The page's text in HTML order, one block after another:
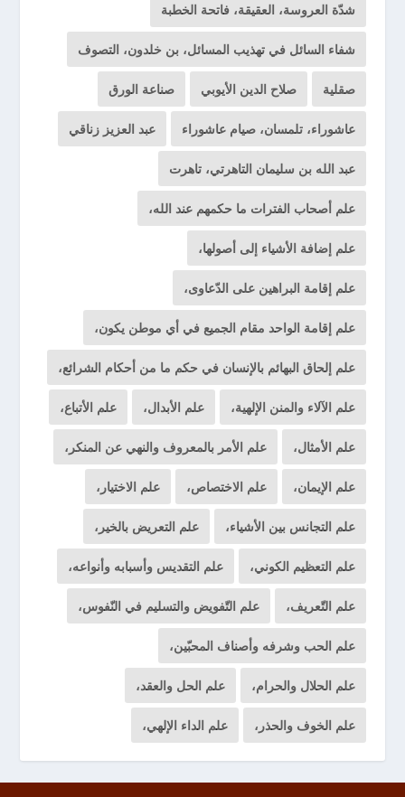
شدّة العروسة، العقيقة، فاتحة الخطبة
شفاء السائل في تهذيب المسائل، بن خلدون، التصوف
صقلية صلاح الدين الأيوبي صناعة الورق
عاشوراء، تلمسان، صيام عاشوراء عبد العزيز زناقي
عبد الله بن سليمان التاهرتي، تاهرت
علم أصحاب الفترات ما حكمهم عند الله،
علم إضافة الأشياء إلى أصولها،
علم إقامة البراهين على الدّعاوى،
علم إقامة الواحد مقام الجميع في أي موطن يكون،
علم إلحاق البهائم بالإنسان في حكم ما من أحكام الشرائع،
علم الآلاء والمنن الإلهية، علم الأبدال، علم الأتباع،
علم الأمثال، علم الأمر بالمعروف والنهي عن المنكر،
علم الإيمان، علم الاختصاص، علم الاختيار،
علم التجانس بين الأشياء، علم التعريض بالخير،
علم التعظيم الكوني، علم التقديس وأسبابه وأنواعه،
علم التّعريف، علم التّفويض والتسليم في النّفوس،
علم الحب وشرفه وأصناف المحبّين،
علم الحلال والحرام، علم الحل والعقد،
علم الخوف والحذر، علم الداء الإلهي،